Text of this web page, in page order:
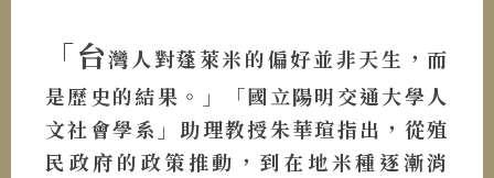
「台灣人對蓬萊米的偏好並非天生，而
是歷史的結果。」「國立陽明交通大學人
文社會學系」助理教授朱華瑄指出，從殖
民政府的政策推動，到在地米種逐漸消